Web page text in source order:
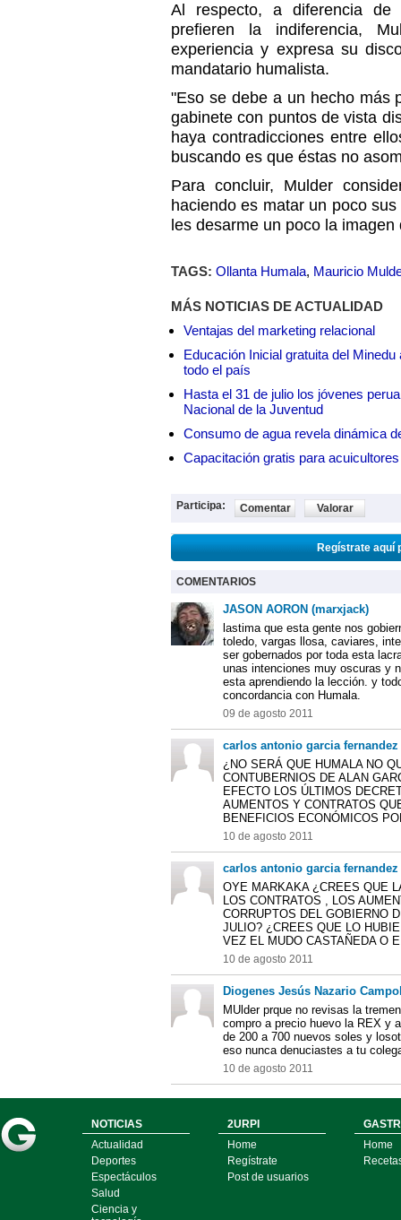
Al respecto, a diferencia de
prefieren la indiferencia,
experiencia y expresa su
mandatario humalista.
"Eso se debe a un hecho más
gabinete con puntos de vista
haya contradicciones entre
buscando es que éstas no
Para concluir, Mulder
haciendo es matar un poco
les desarme un poco la imagen
TAGS: Ollanta Humala, Mauricio
MÁS NOTICIAS DE ACTUALIDAD
Ventajas del marketing relacional
Educación Inicial gratuita del
todo el país
Hasta el 31 de julio los jóvenes
Nacional de la Juventud
Consumo de agua revela dinámica
Capacitación gratis para
Participa: Comentar Valorar
Regístrate aquí
COMENTARIOS
JASON AORON (marxjack)
lastima que esta gente nos
toledo, vargas llosa, caviares,
ser gobernados por toda esta
unas intenciones muy oscuras y
esta aprendiendo la lección. y
concordancia con Humala.
09 de agosto 2011
carlos antonio garcia
¿NO SERÁ QUE HUMALA NO
CONTUBERNIOS DE ALAN
EFECTO LOS ÚLTIMOS
AUMENTOS Y CONTRATOS
BENEFICIOS ECONÓMICOS
10 de agosto 2011
carlos antonio garcia
OYE MARKAKA ¿CREES QUE
LOS CONTRATOS , LOS
CORRUPTOS DEL GOBIERNO
JULIO? ¿CREES QUE LO
VEZ EL MUDO CASTAÑEDA O
10 de agosto 2011
Diogenes Jesús Nazario
MUlder prque no revisas la
compro a precio huevo la REX y
de 200 a 700 nuevos soles y
eso nunca denuciastes a tu
10 de agosto 2011
NOTICIAS
Actualidad
Deportes
Espectáculos
Salud
Ciencia y
2URPI
Home
Regístrate
Post de usuarios
Home